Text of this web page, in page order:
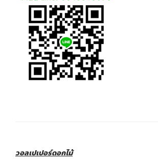
วอลเปเปอร์ดอกไม้